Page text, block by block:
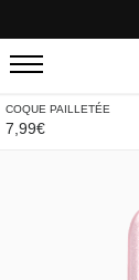
COQUE PAILLETÉE
7,99€